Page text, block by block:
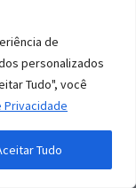
de
personalizados
Tudo", você
Privacidade
Tudo